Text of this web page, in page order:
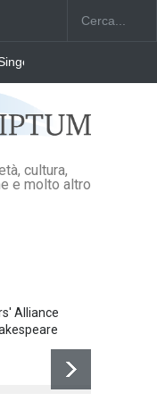
Angelo Coppi" il
cultura,
e molto altro
Alliance